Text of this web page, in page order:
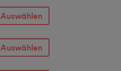
Auswählen
Auswählen